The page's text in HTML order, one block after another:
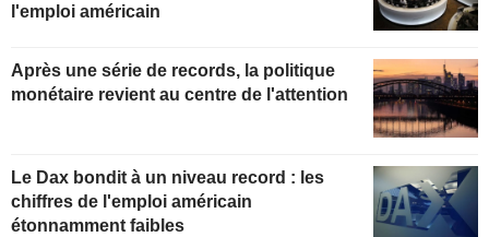
l'emploi américain
Après une série de records, la politique
monétaire revient au centre de l'attention
Le Dax bondit à un niveau record : les
chiffres de l'emploi américain
étonnamment faibles